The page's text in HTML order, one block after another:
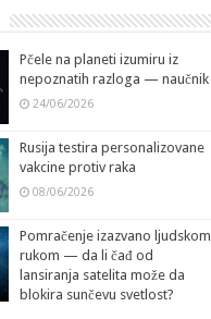
Pčele na planeti izumiru iz
nepoznatih razloga — naučnik
24/06/2026
Rusija testira personalizovane
vakcine protiv raka
08/06/2026
Pomračenje izazvano ljudskom
rukom — da li čađ od
lansiranja satelita može da
blokira sunčevu svetlost?